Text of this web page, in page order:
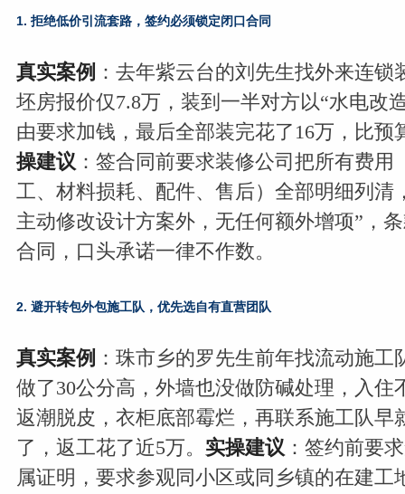
1. 拒绝低价引流套路，签约必须锁定闭口合同
真实案例 ：去年紫云台的刘先生找外来连锁
坯房报价仅7.8万，装到一半对方以“水电改
由要求加钱，最后全部装完花了16万，比预
操建议 ：签合同前要求装修公司把所有费用
工、材料损耗、配件、售后）全部明细列清
主动修改设计方案外，无任何额外增项”，
合同，口头承诺一律不作数。
2. 避开转包外包施工队，优先选自有直营团队
真实案例 ：珠市乡的罗先生前年找流动施工
做了30公分高，外墙也没做防碱处理，入住
返潮脱皮，衣柜底部霉烂，再联系施工队早
了，返工花了近5万。 实操建议 ：签约前要
属证明，要求参观同小区或同乡镇的在建工